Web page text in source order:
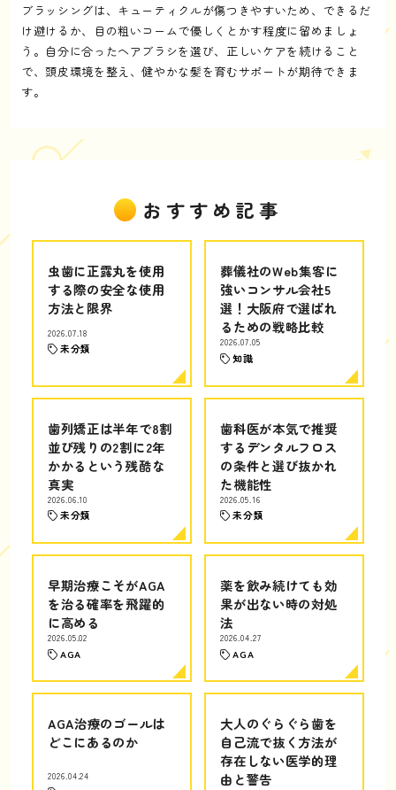
ブラッシングは、キューティクルが傷つきやすいため、できるだ
け避けるか、目の粗いコームで優しくとかす程度に留めましょ
う。自分に合ったヘアブラシを選び、正しいケアを続けること
で、頭皮環境を整え、健やかな髪を育むサポートが期待できま
す。
おすすめ記事
虫歯に正露丸を使用
する際の安全な使用
方法と限界
2026.07.18
未分類
葬儀社のWeb集客に
強いコンサル会社5
選！大阪府で選ばれ
るための戦略比較
2026.07.05
知識
歯列矯正は半年で8割
並び残りの2割に2年
かかるという残酷な
真実
2026.06.10
未分類
歯科医が本気で推奨
するデンタルフロス
の条件と選び抜かれ
た機能性
2026.05.16
未分類
早期治療こそがAGA
を治る確率を飛躍的
に高める
2026.05.02
AGA
薬を飲み続けても効
果が出ない時の対処
法
2026.04.27
AGA
AGA治療のゴールは
どこにあるのか
2026.04.24
大人のぐらぐら歯を
自己流で抜く方法が
存在しない医学的理
由と警告